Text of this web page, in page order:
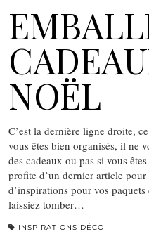
NOËL
C’est la dernière ligne droite,
vous êtes bien organisés, il ne
des cadeaux ou pas si vous
profite d’un dernier article
d’inspirations pour vos
laissiez tomber…
INSPIRATIONS DÉCO